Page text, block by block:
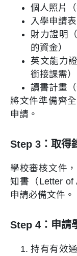
個人照片（
入學申請
財力證明
的資金）
英文能力
銜接課需）
讀書計畫（
將文件準備齊
申請。
Step 3：取得
學校審核文件
知書（Letter of
申請必備文件。
Step 4：申請
持有有效